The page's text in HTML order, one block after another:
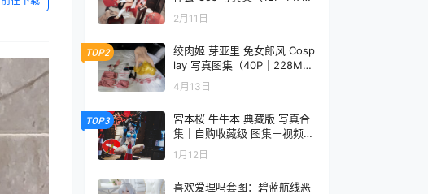
B）
2月11日
TOP2
绞肉姬 芽亚里 兔女郎风 Cosp
lay 写真图集（40P｜228M
B）
4月13日
TOP3
宮本桜 牛牛本 典藏版 写真合
集｜自购收藏级 图集＋视频
（50P＋4V｜942MB）
1月12日
喜欢爱理吗套图：碧蓝航线恶